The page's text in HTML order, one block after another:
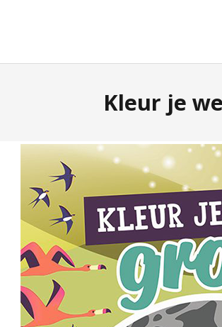
Kleur je